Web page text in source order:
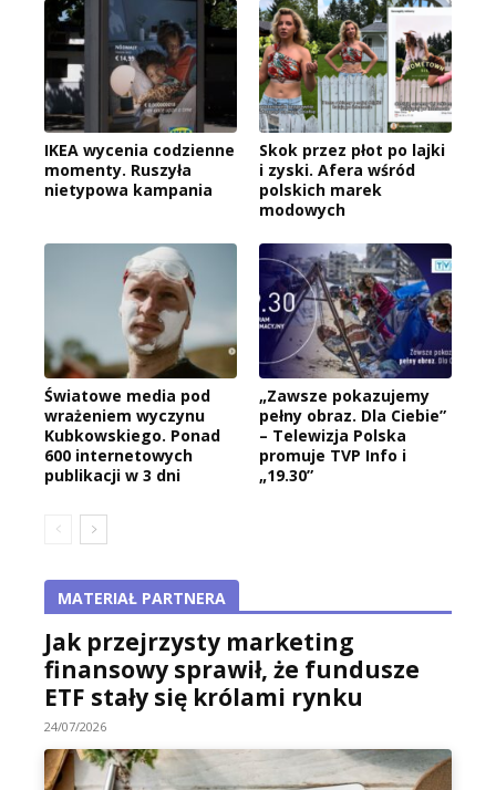
IKEA wycenia codzienne
momenty. Ruszyła
nietypowa kampania
Skok przez płot po lajki
i zyski. Afera wśród
polskich marek
modowych
Światowe media pod
wrażeniem wyczynu
Kubkowskiego. Ponad
600 internetowych
publikacji w 3 dni
„Zawsze pokazujemy
pełny obraz. Dla Ciebie”
– Telewizja Polska
promuje TVP Info i
„19.30”
MATERIAŁ PARTNERA
Jak przejrzysty marketing
finansowy sprawił, że fundusze
ETF stały się królami rynku
24/07/2026